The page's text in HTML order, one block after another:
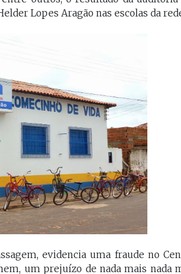
Lopes Aragão nas escolas da
evidencia uma fraude no
um prejuízo de nada mais nada
eu estou
desde março
o cargo de
Superior
do
no
e de
da Justiça
no biênio
presidente
Justiça do
o Biênio
juízes e
Justiça.
função
da Justiça
biênio
biênio